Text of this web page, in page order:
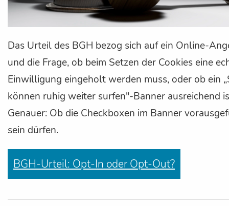
Das Urteil des BGH bezog sich auf ein Online-
und die Frage, ob beim Setzen der Cookies eine
Einwilligung eingeholt werden muss, oder ob ein
können ruhig weiter surfen"-Banner ausreichend
Genauer: Ob die Checkboxen im Banner
sein dürfen.
BGH-Urteil: Opt-In oder Opt-Out?